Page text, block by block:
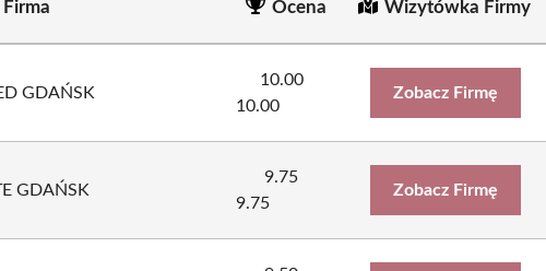
Firma Ocena Wizytówka Firmy
GDAŃSK
10.00
10.00
Zobacz Firmę
GDAŃSK
9.75
9.75
Zobacz Firmę